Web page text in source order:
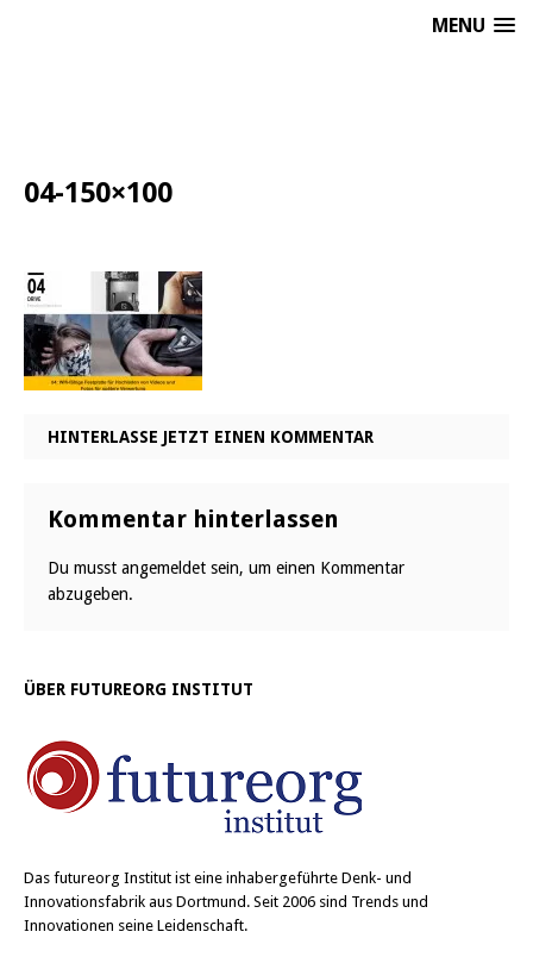
MENU
04-150×100
HINTERLASSE JETZT EINEN KOMMENTAR
Kommentar hinterlassen
Du musst angemeldet sein, um einen Kommentar
abzugeben.
ÜBER FUTUREORG INSTITUT
Das futureorg Institut ist eine inhabergeführte Denk- und
Innovationsfabrik aus Dortmund. Seit 2006 sind Trends und
Innovationen seine Leidenschaft.